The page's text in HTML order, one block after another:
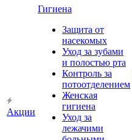
Акции
Гигиена
Защита от
насекомых
Уход за зубами
и полостью рта
Контроль за
потоотделением
Женская
гигиена
Уход за
лежачими